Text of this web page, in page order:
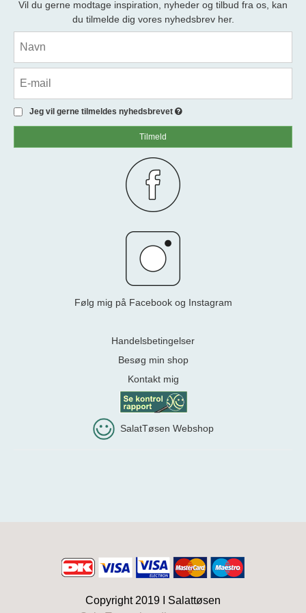
Vil du gerne modtage inspiration, nyheder og tilbud fra os, kan
du tilmelde dig vores nyhedsbrev her.
Jeg vil gerne tilmeldes nyhedsbrevet
Tilmeld
Følg mig på Facebook og Instagram
Handelsbetingelser
Besøg min shop
Kontakt mig
SalatTøsen Webshop
Copyright 2019 I Salattøsen